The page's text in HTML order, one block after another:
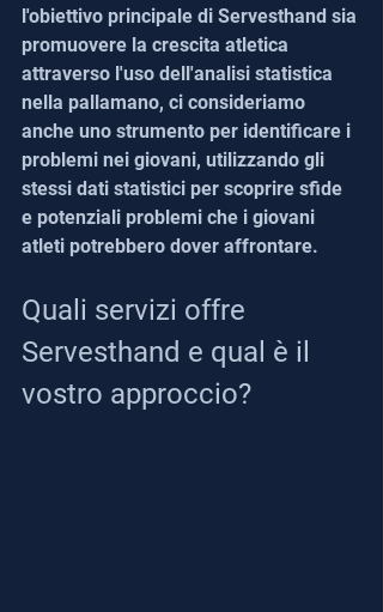
l'obiettivo principale di Servesthand sia
promuovere la crescita atletica
attraverso l'uso dell'analisi statistica
nella pallamano, ci consideriamo
anche uno strumento per identificare i
problemi nei giovani, utilizzando gli
stessi dati statistici per scoprire sfide
e potenziali problemi che i giovani
atleti potrebbero dover affrontare.
Quali servizi offre
Servesthand e qual è il
vostro approccio?